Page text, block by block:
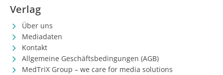
Verlag
Über uns
Mediadaten
Kontakt
Allgemeine Geschäftsbedingungen (AGB)
MedTriX Group – we care for media solutions